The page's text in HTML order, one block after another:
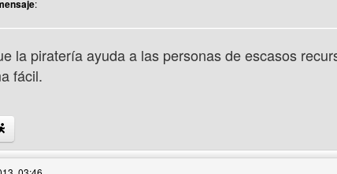
:
la piratería ayuda a las personas de escasos
fácil.
web del autor: musicamp3online